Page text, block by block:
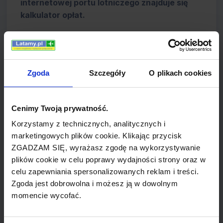
Zgoda Szczegóły O plikach cookies
Cenimy Twoją prywatność.
Korzystamy z technicznych, analitycznych i
marketingowych plików cookie. Klikając przycisk
ZGADZAM SIĘ, wyrażasz zgodę na wykorzystywanie
plików cookie w celu poprawy wydajności strony oraz w
celu zapewniania spersonalizowanych reklam i treści.
Zgoda jest dobrowolna i możesz ją w dowolnym
momencie wycofać.
internetowej portu lotniczego znajduje się
kalkulator opłat.
Wynajem samochodów
samochodów. Biura wypożyczalni
samochodów znajdują się na zewnątrz
lotniska. Po wyjściu z terminalu należy
kierować się na drugą stronę ulicy
przylegającej do lotniska. Wypożyczalnie
samochodów oferują również możliwość
wynajęcia samochodów kempingowych.
Swoje usługi oferują: Avis, Budget, Europcar,
Hertz, Redspot, Thrifty.